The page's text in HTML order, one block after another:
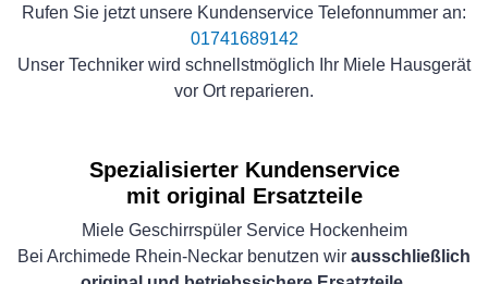
Rufen Sie jetzt unsere Kundenservice Telefonnummer an:
01741689142
Unser Techniker wird schnellstmöglich Ihr Miele Hausgerät
vor Ort reparieren.
Spezialisierter Kundenservice
mit original Ersatzteile
Miele Geschirrspüler Service Hockenheim
Bei Archimede Rhein-Neckar benutzen wir ausschließlich